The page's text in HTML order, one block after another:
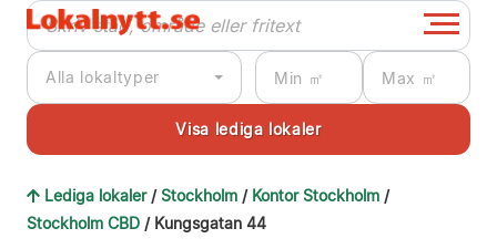
Alla lokaltyper
Lediga lokaler / Stockholm / Kontor Stockholm /
Stockholm CBD / Kungsgatan 44